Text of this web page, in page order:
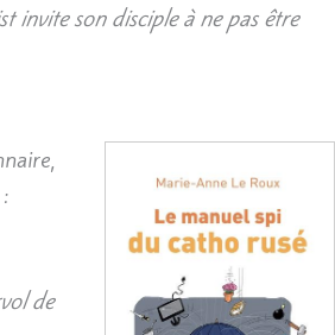
invite son disciple à ne pas être
de